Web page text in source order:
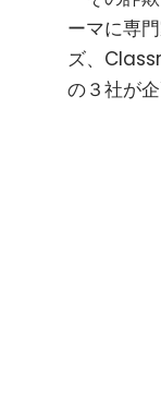
ーマに専
ズ、
の３社が